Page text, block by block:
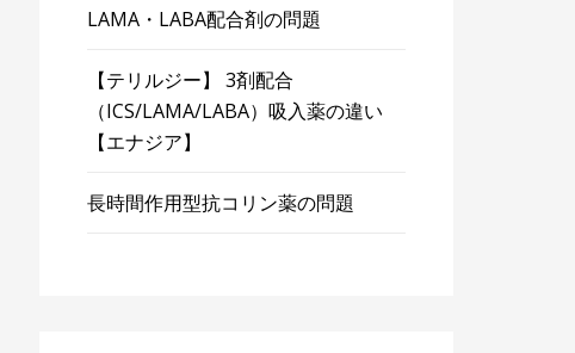
LAMA・LABA配合剤の問題
【テリルジー】 3剤配合
（ICS/LAMA/LABA）吸入薬の違い
【エナジア】
長時間作用型抗コリン薬の問題